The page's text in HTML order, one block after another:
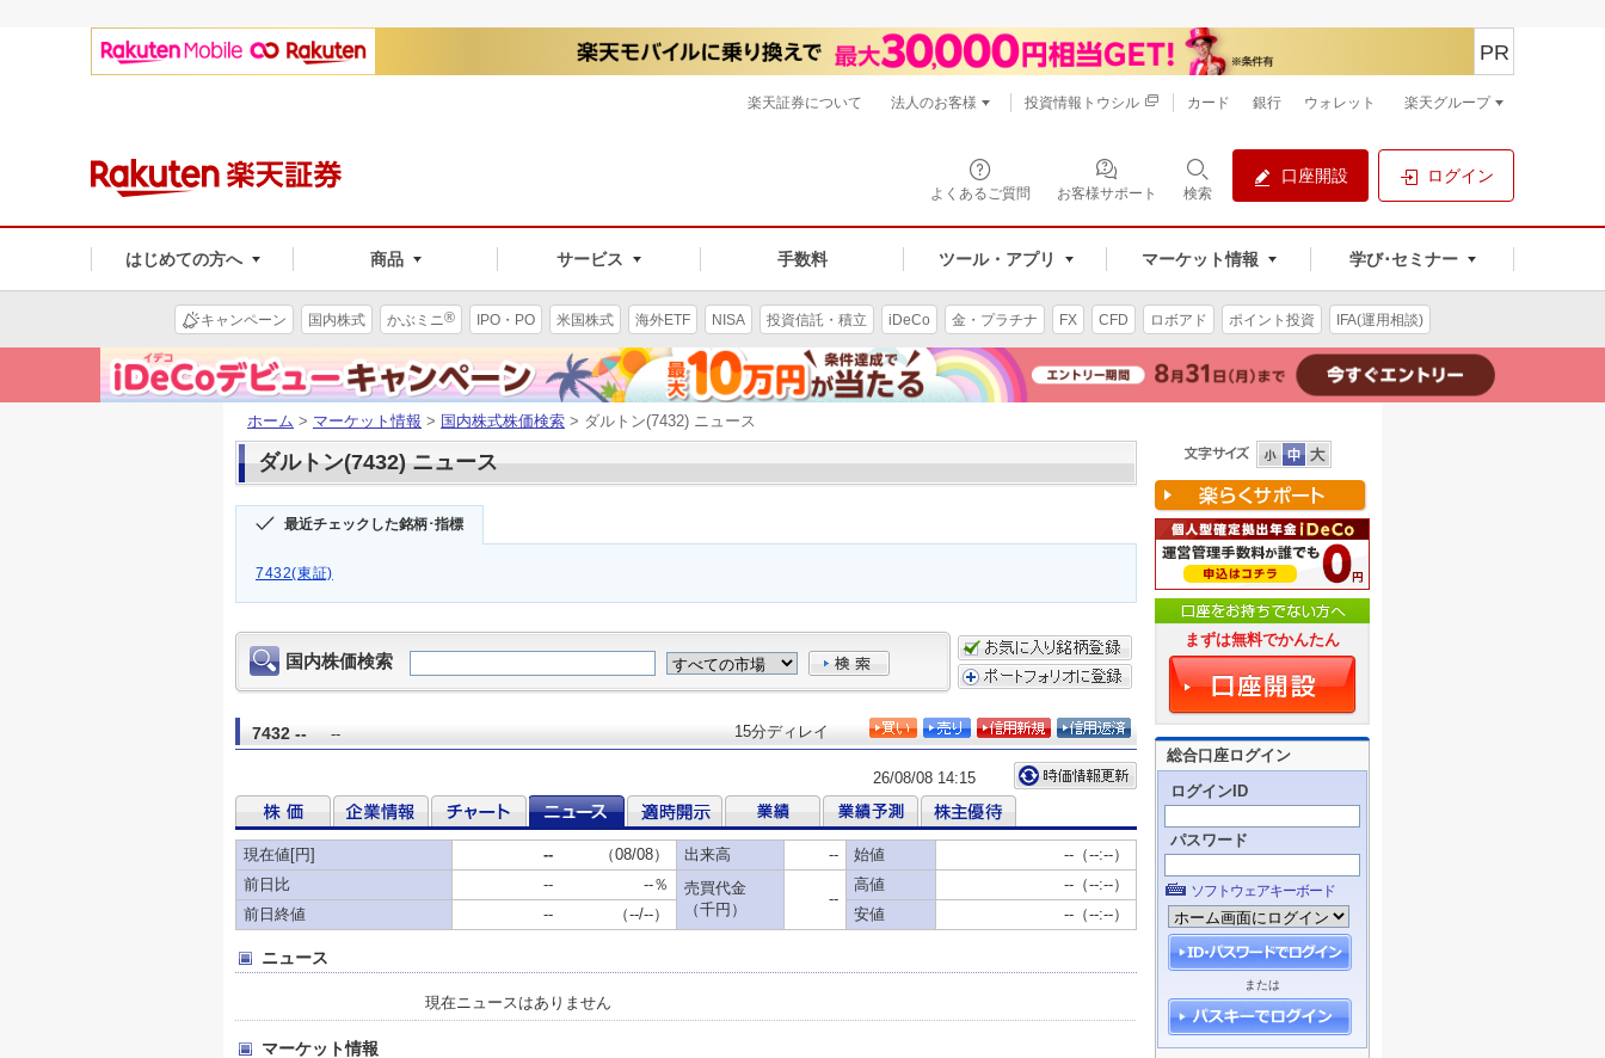
よくあるご質問 お客様サポート 検索
口座開設 ログイン
はじめての方へ 商品 サービス 手数料 ツール・アプリ マーケット情報 学び･セミナー
PR
楽天証券について 法人のお客様 投資情報トウシル カード 銀行 ウォレット 楽天グループ
キャンペーン 国内株式 かぶミニ® IPO・PO 米国株式 海外ETF NISA 投資信託・積立 iDeCo 金・プラチナ FX CFD ロボアド ポイント投資 IFA(運用相談)
ホーム > マーケット情報 > 国内株式株価検索 > ダルトン(7432) ニュース
ダルトン(7432) ニュース
最近チェックした銘柄･指標
7432(東証)
まずは無料でかんたん
総合口座ログイン
ログインID
パスワード
ソフトウェアキーボード
または